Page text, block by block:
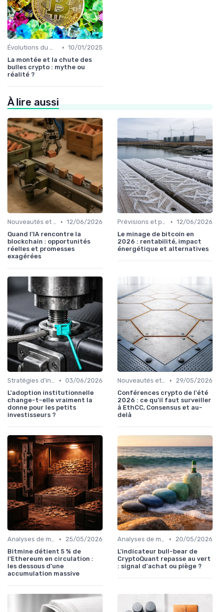
Évolutions du marché des cryptos • 10/01/2025
La montée et la chute des
bulles crypto : mythe ou
réalité ?
À lire aussi
Nouveautés et innovations • 12/06/2026
Quand l'IA rencontre la
blockchain : opportunités
réelles et promesses
exagérées
Prévisions et perspectives • 12/06/2026
Le minage de bitcoin en
2026 : rentabilité, impact
énergétique et alternatives
Stratégies d'investissement • 03/06/2026
L'adoption institutionnelle
change-t-elle vraiment la
donne pour les petits
investisseurs ?
Nouveautés et innovations •
29/05/2026
Conférences crypto de l'été
2026 : ce qu'il faut surveiller
à EthCC, Consensus et au-
delà
Analyses de marché •
25/05/2026
Bitmine détient 5 % de
l'Ethereum en circulation :
les dessous d'une
accumulation massive
Analyses de marché •
20/05/2026
L'indicateur bull-bear de
CryptoQuant repasse au vert
: signal d'achat ou piège ?